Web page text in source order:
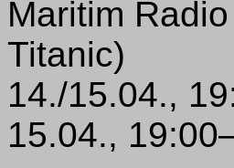
Maritim
Titanic)
14./15.04.,
15.04.,